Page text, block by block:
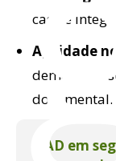
caso e
Agilidade
demanda e
documental.
EAD em